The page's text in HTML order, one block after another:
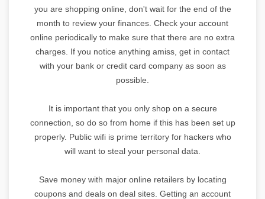
you are shopping online, don't wait for the end of the
month to review your finances. Check your account
online periodically to make sure that there are no extra
charges. If you notice anything amiss, get in contact
with your bank or credit card company as soon as
possible.
It is important that you only shop on a secure
connection, so do so from home if this has been set up
properly. Public wifi is prime territory for hackers who
will want to steal your personal data.
Save money with major online retailers by locating
coupons and deals on deal sites. Getting an account